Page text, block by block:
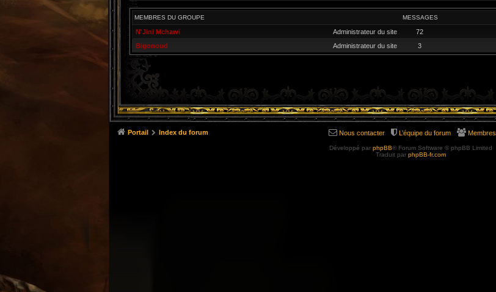
MEMBRES DU GROUPE MESSAGES
Administrateur du site
N'Jini Mchawi 72
Administrateur du site
Bigonoud 3
Portail Index du forum Membres
L’équipe du forum
Nous contacter
Développé par phpBB® Forum Software © phpBB Limited
Traduit par phpBB-fr.com